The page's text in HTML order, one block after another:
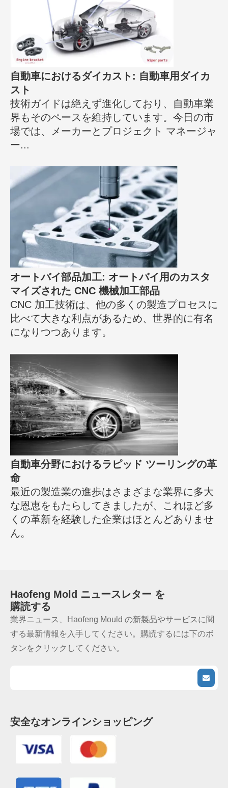
自動車におけるダイカスト: 自動車用ダイカ
スト
技術ガイドは絶えず進化しており、自動車業
界もそのペースを維持しています。今日の市
場では、メーカーとプロジェクト マネージャ
ー...
オートバイ部品加工: オートバイ用のカスタ
マイズされた CNC 機械加工部品
CNC 加工技術は、他の多くの製造プロセスに
比べて大きな利点があるため、世界的に有名
になりつつあります。
自動車分野におけるラピッド ツーリングの革
命
最近の製造業の進歩はさまざまな業界に多大
な恩恵をもたらしてきましたが、これほど多
くの革新を経験した企業はほとんどありませ
ん。
Haofeng Mold ニュースレター を
購読する
業界ニュース、Haofeng Mould の新製品やサービスに関
する最新情報を入手してください。購読するには下のボ
タンをクリックしてください。
安全なオンラインショッピング